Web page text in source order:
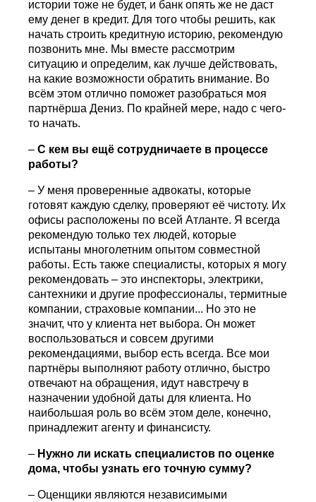
истории тоже не будет, и банк опять же не даст
ему денег в кредит. Для того чтобы решить, как
начать строить кредитную историю, рекомендую
позвонить мне. Мы вместе рассмотрим
ситуацию и определим, как лучше действовать,
на какие возможности обратить внимание. Во
всём этом отлично поможет разобраться моя
партнёрша Дениз. По крайней мере, надо с чего-
то начать.
–С кем вы ещё сотрудничаете в процессе
работы?
– У меня проверенные адвокаты, которые
готовят каждую сделку, проверяют её чистоту. Их
офисы расположены по всей Атланте. Я всегда
рекомендую только тех людей, которые
испытаны многолетним опытом совместной
работы. Есть также специалисты, которых я могу
рекомендовать – это инспекторы, электрики,
сантехники и другие профессионалы, термитные
компании, страховые компании... Но это не
значит, что у клиента нет выбора. Он может
воспользоваться и совсем другими
рекомендациями, выбор есть всегда. Все мои
партнёры выполняют работу отлично, быстро
отвечают на обращения, идут навстречу в
назначении удобной даты для клиента. Но
наибольшая роль во всём этом деле, конечно,
принадлежит агенту и финансисту.
– Нужно ли искать специалистов по оценке
дома, чтобы узнать его точную сумму?
– Оценщики являются независимыми